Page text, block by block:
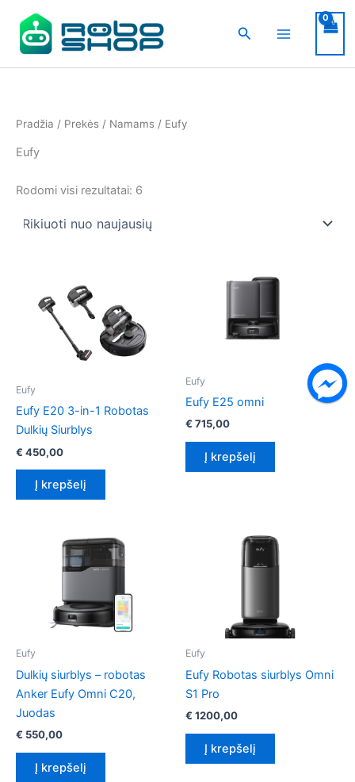
turinio
Paieška
Pradžia / Prekės / Namams / Eufy
Eufy
Rodomi visi rezultatai: 6
Eufy
Eufy E20 3-in-1 Robotas
Dulkių Siurblys
€ 450,00
Į krepšelį
Eufy
Eufy E25 omni
€ 715,00
Į krepšelį
Eufy
Dulkių siurblys – robotas
Anker Eufy Omni C20,
Juodas
€ 550,00
Į krepšelį
Eufy
Eufy Robotas siurblys Omni
S1 Pro
€ 1200,00
Į krepšelį